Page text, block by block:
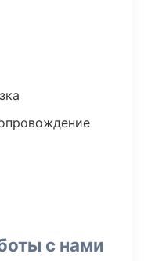
с нами